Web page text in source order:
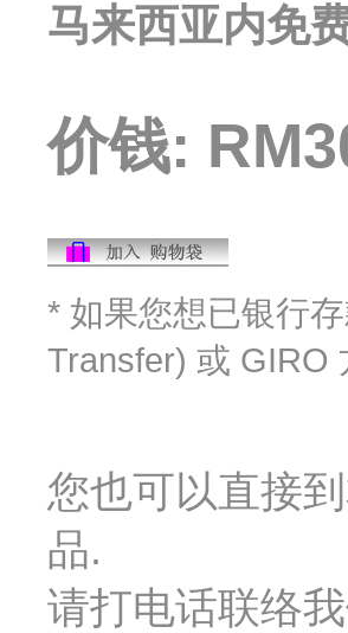
马来西亚内免
价钱:
* 如果您想已银行
Transfer) 或 GIRO
您也可以直接
品.
请打电话联络